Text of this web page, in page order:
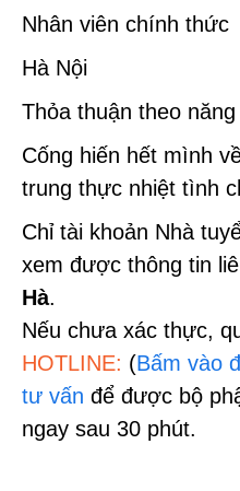
Nhân viên chính thức
Hà Nội
Thỏa thuận theo
Cống hiến hết mình
trung thực nhiệt tình
Chỉ tài khoản Nhà
xem được thông tin
Hà.
Nếu chưa xác thực,
HOTLINE: (Bấm vào
tư vấn để được bộ
ngay sau 30 phút.